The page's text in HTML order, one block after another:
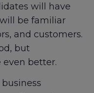
will have
be familiar
and customers.
but
even better.